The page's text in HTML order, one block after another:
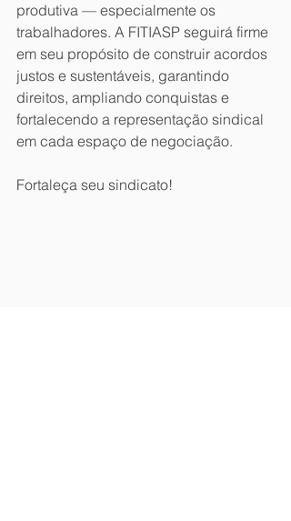
produtiva — especialmente os
trabalhadores. A FITIASP seguirá firme
em seu propósito de construir acordos
justos e sustentáveis, garantindo
direitos, ampliando conquistas e
fortalecendo a representação sindical
em cada espaço de negociação.
Fortaleça seu sindicato!